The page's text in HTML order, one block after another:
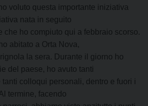
voluto questa importante iniziativa
nata in seguito
che ho compiuto qui a febbraio scorso.
abitato a Orta Nova,
la sera. Durante il giorno ho
del paese, ho avuto tanti
colloqui personali, dentro e fuori i
termine, facendo